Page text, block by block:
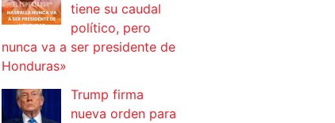
tiene su caudal
político, pero
nunca va a ser presidente de
Honduras»
Trump firma
nueva orden para